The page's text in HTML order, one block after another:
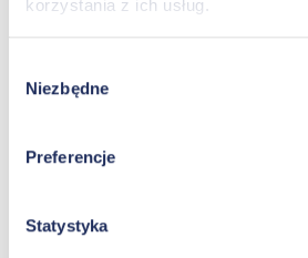
korzystania z ich usług.
zgody
Niezbędne
Preferencje
Statystyka